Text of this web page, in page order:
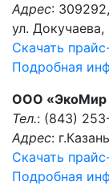
Адрес:
ул. Докучаева,
Скачать
Подробная
ООО «ЭкоМир
Тел.: (843)
Адрес:
Скачать
Подробная